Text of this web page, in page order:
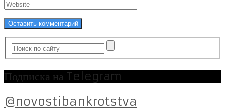
Подписка на Telegram
@novostibankrotstva